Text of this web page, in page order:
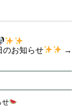
お知らせ
→
せ